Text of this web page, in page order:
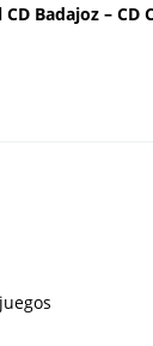
Badajoz – CD